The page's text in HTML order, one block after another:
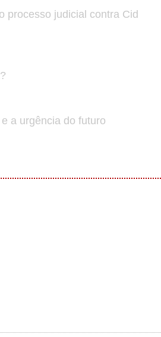
processo judicial contra Cid
a urgência do futuro